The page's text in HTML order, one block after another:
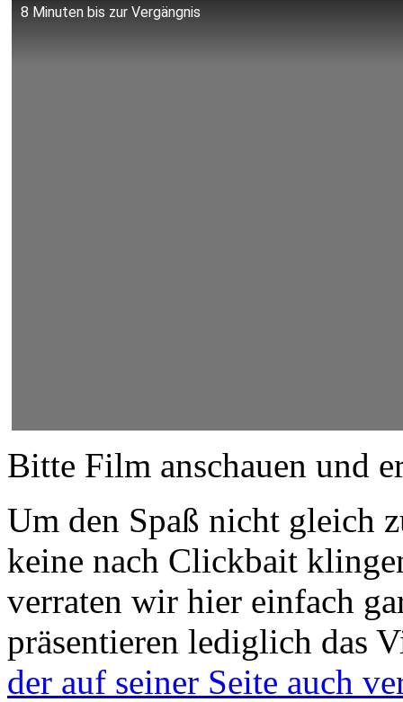
8 Minuten bis zur Vergängnis
Bitte Film anschauen und
Um den Spaß nicht gleich
keine nach Clickbait
verraten wir hier einfach
präsentieren lediglich das
der auf seiner Seite auch